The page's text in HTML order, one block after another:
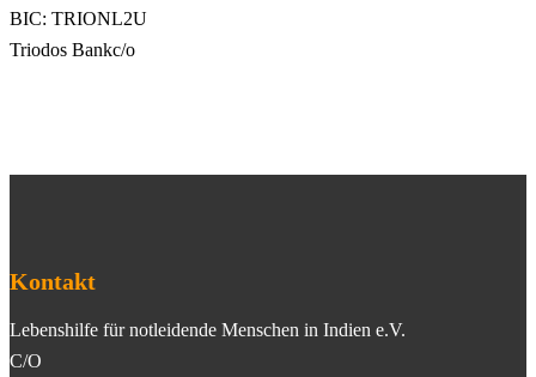
BIC: TRIONL2U
Triodos Bankc/o
Kontakt
Lebenshilfe für notleidende Menschen in Indien e.V.
C/O